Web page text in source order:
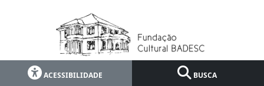
ACESSIBILIDADE BUSCA